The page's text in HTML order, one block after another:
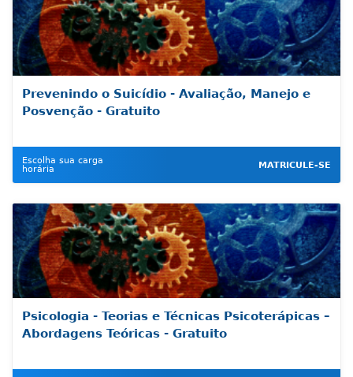
Prevenindo o Suicídio - Avaliação, Manejo e
Posvenção - Gratuito
Escolha sua carga
horária
MATRICULE-SE
Psicologia - Teorias e Técnicas Psicoterápicas –
Abordagens Teóricas - Gratuito